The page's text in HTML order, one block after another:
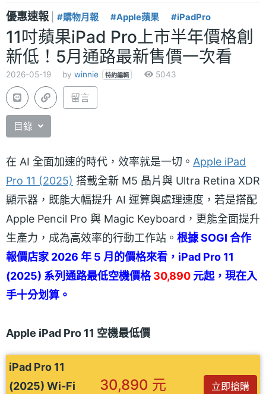
優惠速報 #購物月報 #Apple蘋果 #iPadPro
11吋蘋果iPad Pro上市半年價格創
新低！5月通路最新售價一次看
2026-05-19 by winnie 特約編輯 5043
留言
目錄
在 AI 全面加速的時代，效率就是一切。 Apple iPad
Pro 11 (2025) 搭載全新 M5 晶片與 Ultra Retina XDR
顯示器，既能大幅提升 AI 運算與處理速度，若是搭配
Apple Pencil Pro 與 Magic Keyboard，更能全面提升
生產力，成為高效率的行動工作站。 根據 SOGI 合作
報價店家 2026 年 5 月的價格來看，iPad Pro 11
(2025) 系列通路最低空機價格30,890 元起，現在入
手十分划算。
Apple iPad Pro 11 空機最低價
iPad Pro 11
(2025) Wi-Fi
30,890 元 立即搶購